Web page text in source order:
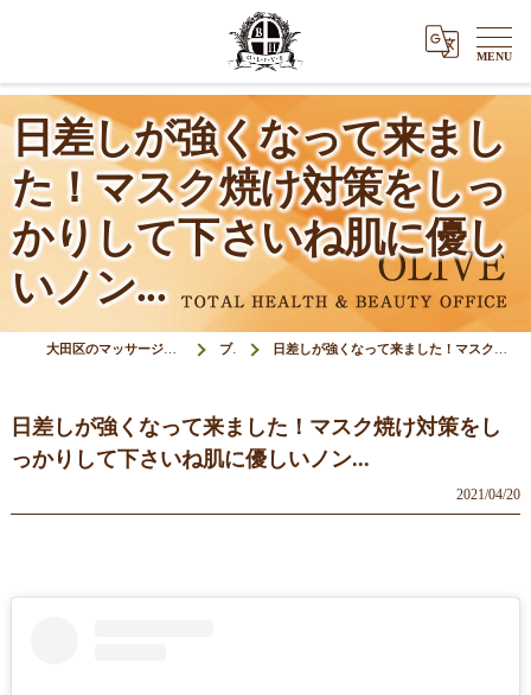
日差しが強くなって来まし
た！マスク焼け対策をしっ
かりして下さいね肌に優し
いノン...
大田区のマッサージ＆鍼灸接骨院オリーブ(Olive) ブログ 日差しが強くなって来ました！マスク焼け対策をしっかりして下さいね肌に優しいノン...
日差しが強くなって来ました！マスク焼け対策をし
っかりして下さいね肌に優しいノン...
2021/04/20